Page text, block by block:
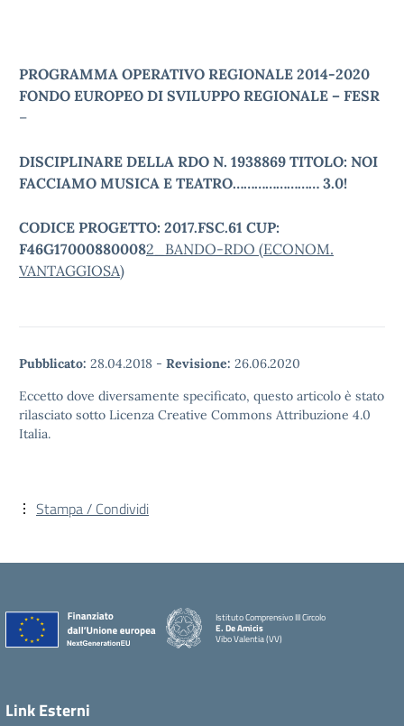
PROGRAMMA OPERATIVO REGIONALE 2014-2020
FONDO EUROPEO DI SVILUPPO REGIONALE – FESR
–
DISCIPLINARE DELLA RDO N. 1938869 TITOLO: NOI
FACCIAMO MUSICA E TEATRO…………………… 3.0!
CODICE PROGETTO: 2017.FSC.61 CUP:
F46G170008800082_BANDO-RDO (ECONOM.
VANTAGGIOSA)
Pubblicato: 28.04.2018 - Revisione: 26.06.2020
Eccetto dove diversamente specificato, questo articolo è stato
rilasciato sotto Licenza Creative Commons Attribuzione 4.0
Italia.
Stampa / Condividi
Istituto Comprensivo III Circolo
E. De Amicis
Vibo Valentia (VV)
Link Esterni